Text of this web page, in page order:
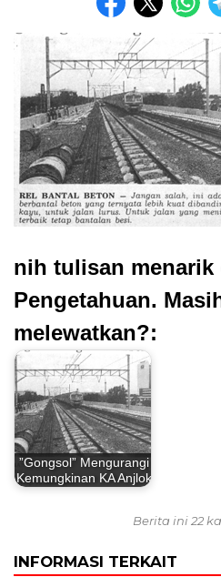
nih tulisan menarik
Pengetahuan.
melewatkan?:
”Gongsol” Mengurangi
Kemungkinan KA Anjlok
Berita ini 22
INFORMASI TERKAIT